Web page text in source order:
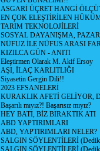
ASGARİ ÜÇRET HANGİ
EN ÇOK ELEŞTİRİLEN
TARIM TEKNOLOJİLERİ
SOSYAL DAYANIŞMA,
NÜFUZ İLE NÜFUS ARASI
KIZILCA GÜN - ANITI
Eleştirmen Olarak M. Akif Ersoy
AŞI, İLAÇ KARLITLIĞI
Siyasetin Gergin Dili!!
2023 EFSANELERİ
KURAKLIK AFETİ GELİYOR,
Başarılı mıyız?! Başarısız mıyız?
HEY BATI, BİZ BIRAKTIK ATI
ABD YAPTIRIMLARI
ABD, YAPTIRIMLARI NELER?
SALGIN SÖYLENTİLERİ
SALGIN SÖYLENTİLERİ